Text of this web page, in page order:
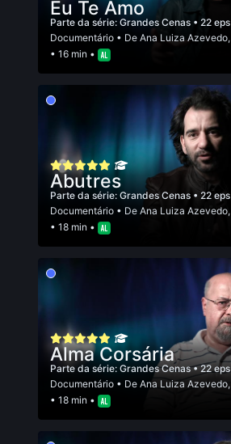
Eu Te Amo
Parte da série: Grandes Cenas • 22 eps
Documentário • De Ana Luiza Azevedo,
• 16 min •
Abutres
Parte da série: Grandes Cenas • 22 eps
Documentário • De Ana Luiza Azevedo,
• 18 min •
Alma Corsária
Parte da série: Grandes Cenas• 22 eps
Documentário • De Ana Luiza Azevedo,
• 18 min •